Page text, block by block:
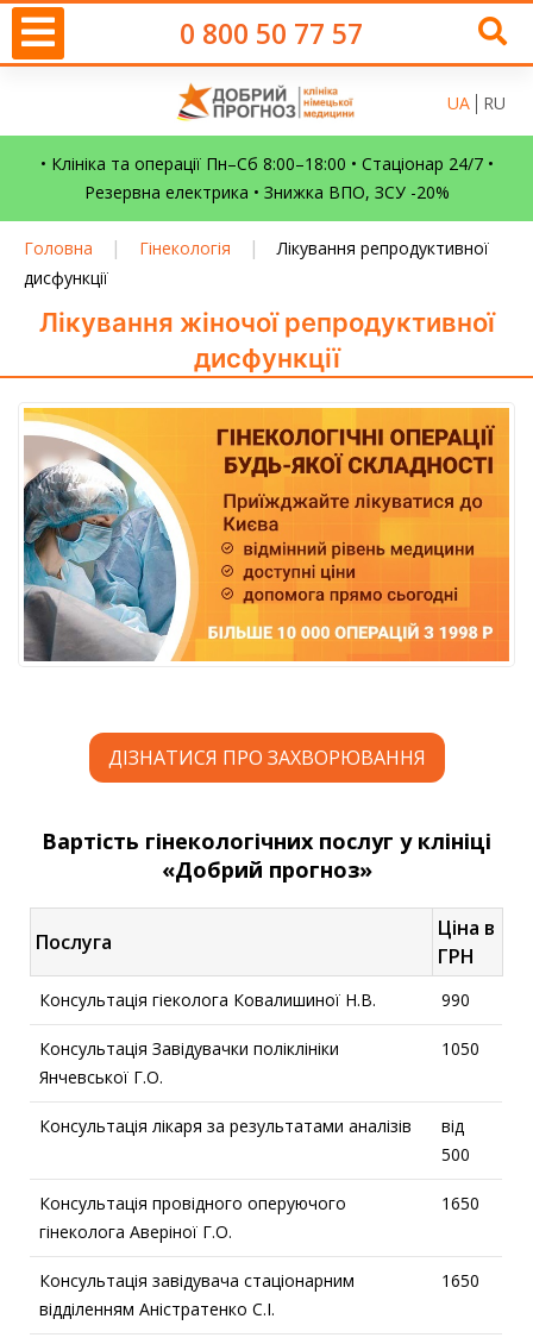
0 800 50 77 57
UA RU
• Клініка та операції Пн–Сб 8:00–18:00 • Стаціонар 24/7 •
Резервна електрика • Знижка ВПО, ЗСУ -20%
Головна | Гінекологія |
Лікування репродуктивної
дисфункції
Лікування жіночої репродуктивної
дисфункції
ДІЗНАТИСЯ ПРО ЗАХВОРЮВАННЯ
Вартість гінекологічних послуг у клініці
«Добрий прогноз»
Послуга
Ціна в
ГРН
Консультація гіеколога Ковалишиної Н.В. 990
Консультація Завідувачки поліклініки
Янчевської Г.О.
1050
Консультація лікаря за результатами аналізів
від
500
Консультація провідного оперуючого
гінеколога Аверіної Г.О.
1650
Консультація завідувача стаціонарним
відділенням Аністратенко С.І.
1650